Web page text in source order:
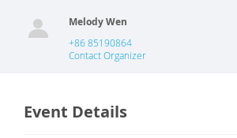
Melody Wen
+86 85190864
Contact Organizer
Event Details